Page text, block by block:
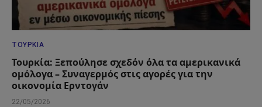
ΤΟΥΡΚΊΑ
Τουρκία: Ξεπούλησε σχεδόν όλα τα αμερικανικά
ομόλογα – Συναγερμός στις αγορές για την
οικονομία Ερντογάν
22/05/2026